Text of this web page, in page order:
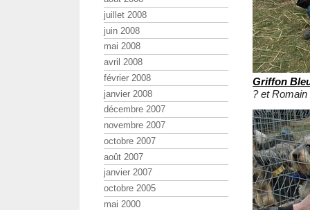
Griffon
? et
juillet 2008
juin 2008
mai 2008
avril 2008
février 2008
janvier 2008
décembre 2007
novembre 2007
octobre 2007
août 2007
janvier 2007
octobre 2005
mai 2000